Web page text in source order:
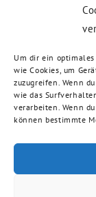
Um dir ein
wie Cookies, um
zuzugreifen. Wenn
wie das
verarbeiten. Wenn
können bestimmte